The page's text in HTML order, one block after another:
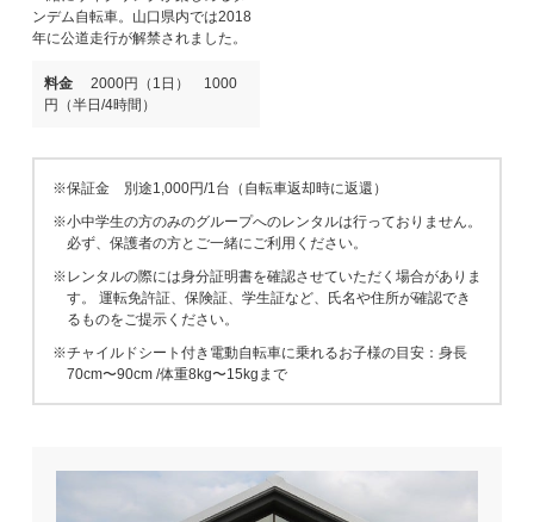
ンデム自転車。山口県内では2018
年に公道走行が解禁されました。
料金
2000円（1日） 1000
円（半日/4時間）
※保証金 別途1,000円/1台（自転車返却時に返還）
※小中学生の方のみのグループへのレンタルは行っておりません。
必ず、保護者の方とご一緒にご利用ください。
※レンタルの際には身分証明書を確認させていただく場合がありま
す。 運転免許証、保険証、学生証など、氏名や住所が確認でき
るものをご提示ください。
※チャイルドシート付き電動自転車に乗れるお子様の目安：身長
70cm〜90cm /体重8kg〜15kgまで